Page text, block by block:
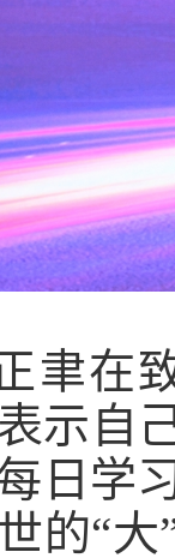
聿在
示自
日学
的“